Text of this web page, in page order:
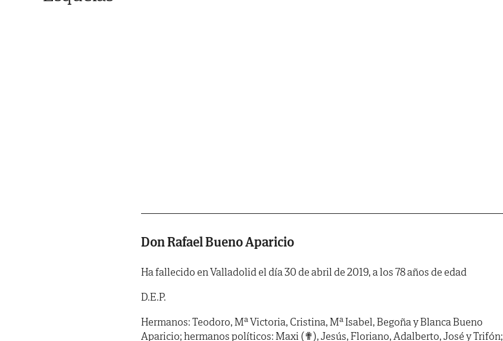
Don Rafael Bueno Aparicio
Ha fallecido en Valladolid el día 30 de abril de 2019, a los 78 años de edad
D.E.P.
Hermanos: Teodoro, Mª Victoria, Cristina, Mª Isabel, Begoña y Blanca Bueno
Aparicio; hermanos políticos: Maxi (✟), Jesús, Floriano, Adalberto, José y Trifón;